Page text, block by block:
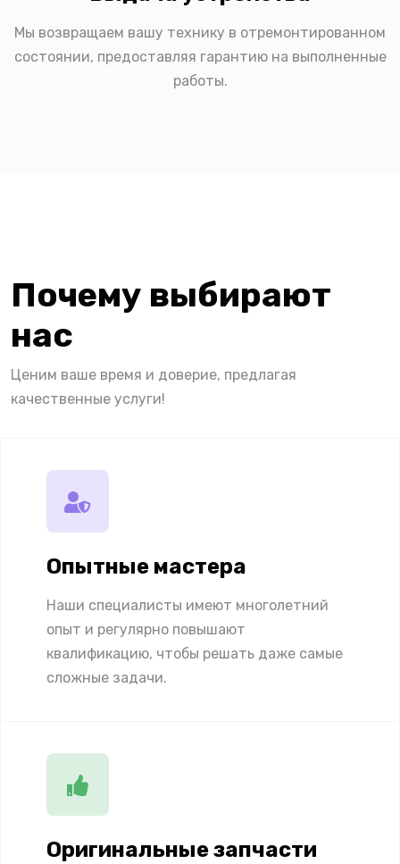
Мы возвращаем вашу технику в отремонтированном
состоянии, предоставляя гарантию на выполненные
работы.
Почему выбирают
нас
Ценим ваше время и доверие, предлагая
качественные услуги!
Опытные мастера
Наши специалисты имеют многолетний
опыт и регулярно повышают
квалификацию, чтобы решать даже самые
сложные задачи.
Оригинальные запчасти